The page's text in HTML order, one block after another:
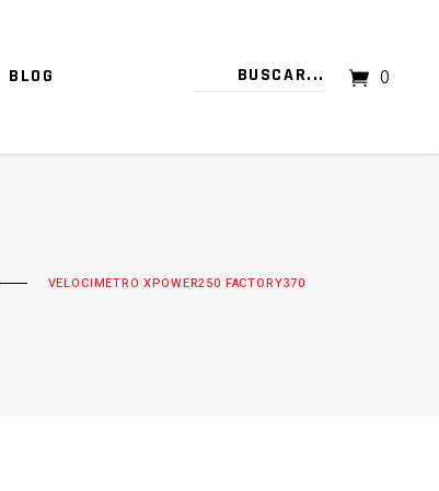
BLOG 0
TU CARRITO ESTÁ VACÍO.
VELOCIMETRO XPOWER250 FACTORY370